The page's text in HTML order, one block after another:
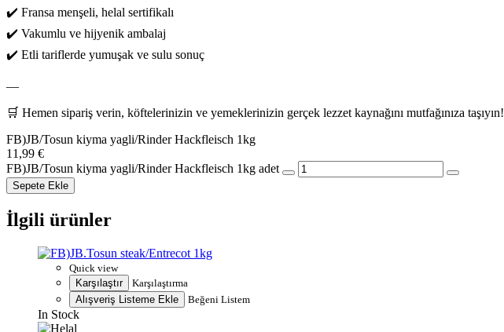
✔️ Fransa menşeli, helal sertifikalı
✔️ Vakumlu ve hijyenik ambalaj
✔️ Etli tariflerde yumuşak ve sulu sonuç
—
🛒 Hemen sipariş verin, köftelerinizin ve yemeklerinizin gerçek lezzet kaynağını mutfağınıza taşıyın!
FB)JB/Tosun kiyma yagli/Rinder Hackfleisch 1kg
11,99 €
FB)JB/Tosun kiyma yagli/Rinder Hackfleisch 1kg adet
Sepete Ekle
İlgili ürünler
Quick view
Karşılaştır
Karşılaştırma
Alışveriş Listeme Ekle
Beğeni Listem
In Stock